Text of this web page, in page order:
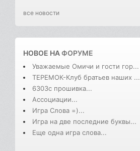
все новости
НОВОЕ НАФОРУМЕ
Уважаемые Омичи и гости гор...
ТЕРЕМОК-Клуб братьев наших ...
6303с прошивка...
Ассоциации...
Игра Слова =)...
Игра на две последние буквы...
Еще одна игра слова...